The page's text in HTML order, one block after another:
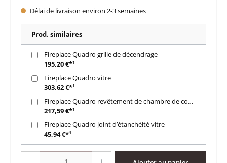
Délai de livraison environ 2-3 semaines
Prod. similaires
Fireplace Quadro grille de décendrage
195,20 €*¹
Fireplace Quadro vitre
303,62 €*¹
Fireplace Quadro revêtement de chambre de combustion
217,59 €*¹
Fireplace Quadro joint d’étanchéité vitre
45,94 €*¹